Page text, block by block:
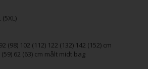
(5XL)
102 (112) 122 (132) 142 (152) cm
62 (63) cm målt midt bag